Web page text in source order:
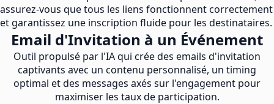
assurez-vous que tous les liens fonctionnent correctement
et garantissez une inscription fluide pour les destinataires.
Email d'Invitation à un Événement
Outil propulsé par l'IA qui crée des emails d'invitation
captivants avec un contenu personnalisé, un timing
optimal et des messages axés sur l'engagement pour
maximiser les taux de participation.